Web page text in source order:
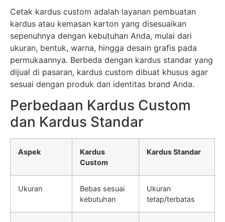
Cetak kardus custom adalah layanan pembuatan
kardus atau kemasan karton yang disesuaikan
sepenuhnya dengan kebutuhan Anda, mulai dari
ukuran, bentuk, warna, hingga desain grafis pada
permukaannya. Berbeda dengan kardus standar yang
dijual di pasaran, kardus custom dibuat khusus agar
sesuai dengan produk dan identitas brand Anda.
Perbedaan Kardus Custom
dan Kardus Standar
Aspek
Kardus
Custom
Kardus Standar
Ukuran
Bebas sesuai
kebutuhan
Ukuran
tetap/terbatas